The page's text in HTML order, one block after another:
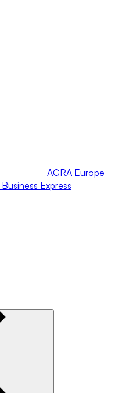
AGRA Europe
Business Express